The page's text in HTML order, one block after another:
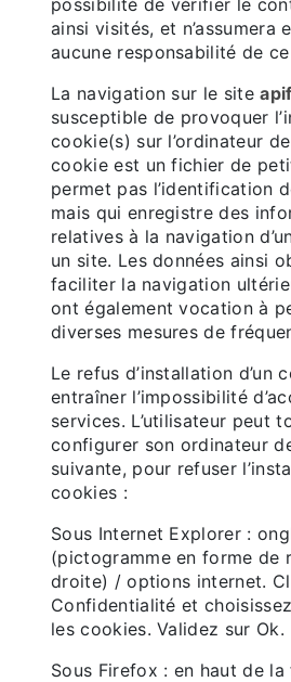
possibilité de vérifier le
ainsi visités, et n’assumera
aucune responsabilité de
La navigation sur le site
susceptible de provoquer
cookie(s) sur l’ordinateur
cookie est un fichier de
permet pas l’identification
mais qui enregistre des
relatives à la navigation
un site. Les données ainsi
faciliter la navigation
ont également vocation à
diverses mesures de
Le refus d’installation d’un
entraîner l’impossibilité
services. L’utilisateur peut
configurer son ordinateur
suivante, pour refuser
cookies :
Sous Internet Explorer :
(pictogramme en forme de
droite) / options internet.
Confidentialité et
les cookies. Validez sur Ok.
Sous Firefox : en haut de la